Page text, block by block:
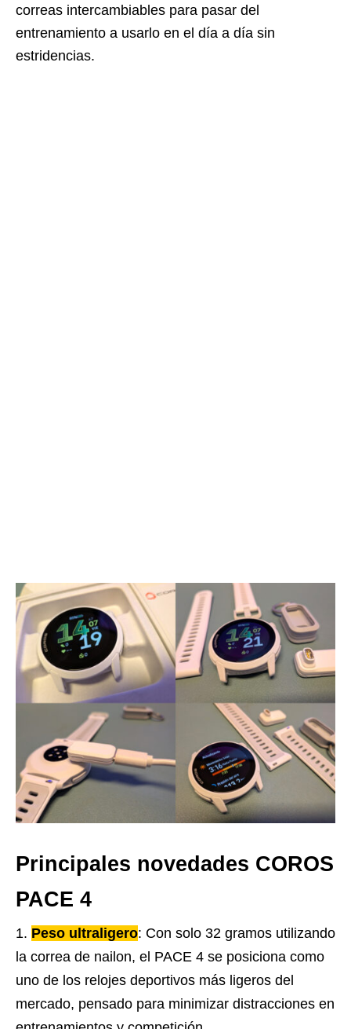
correas intercambiables para pasar del
entrenamiento a usarlo en el día a día sin
estridencias.
Principales novedades COROS
PACE 4
Peso ultraligero: Con solo 32 gramos utilizando
la correa de nailon, el PACE 4 se posiciona como
uno de los relojes deportivos más ligeros del
mercado, pensado para minimizar distracciones en